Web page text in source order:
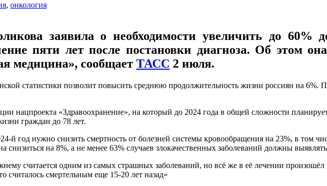
, онкология
заявила о необходимости увеличить до 60%
пяти лет после постановки диагноза. Об этом
медицина», сообщает ТАСС 2 июля.
статистики позволит повысить среднюю продолжительность жизни россиян на 6%.
нацпроекта «Здравоохранение», на который до 2024 года в общей сложности
граждан до 78 лет.
й год нужно снизить смертность от болезней системы кровообращения на 23%, в том
снизиться на 8%, а не менее 63% случаев злокачественных заболеваний должны
считается одним из самых страшных заболеваний, но всё же в её лечении
считалось смертельным еще 15-20 лет назад»